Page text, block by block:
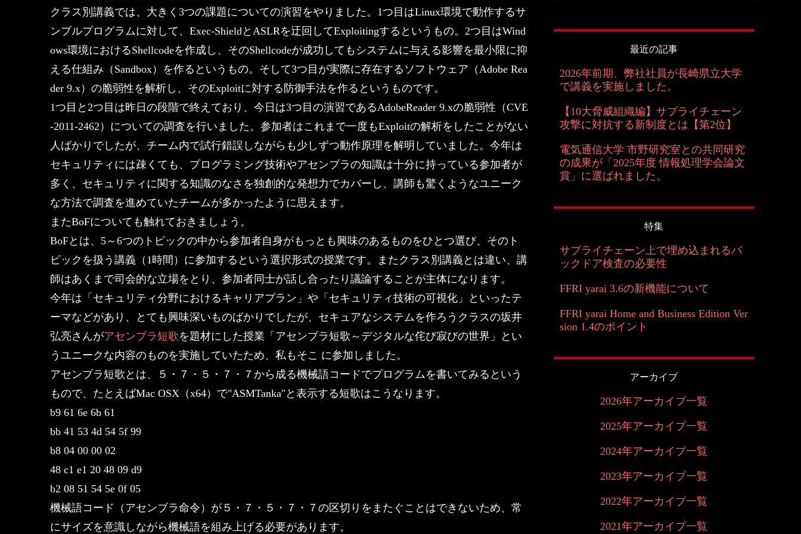
クラス別講義では、大きく3つの課題についての演習をやりました。1つ目はLinux環境で動作するサ
ンプルプログラムに対して、Exec-ShieldとASLRを迂回してExploitingするというもの。2つ目はWind
ows環境におけるShellcodeを作成し、そのShellcodeが成功してもシステムに与える影響を最小限に抑
える仕組み（Sandbox）を作るというもの。そして3つ目が実際に存在するソフトウェア（Adobe Rea
der 9.x）の脆弱性を解析し、そのExploitに対する防御手法を作るというものです。
1つ目と2つ目は昨日の段階で終えており、今日は3つ目の演習であるAdobeReader 9.xの脆弱性（CVE
-2011-2462）についての調査を行いました。参加者はこれまで一度もExploitの解析をしたことがない
人ばかりでしたが、チーム内で試行錯誤しながらも少しずつ動作原理を解明していました。今年は
セキュリティには疎くても、プログラミング技術やアセンブラの知識は十分に持っている参加者が
多く、セキュリティに関する知識のなさを独創的な発想力でカバーし、講師も驚くようなユニーク
な方法で調査を進めていたチームが多かったように思えます。
またBoFについても触れておきましょう。
BoFとは、5～6つのトピックの中から参加者自身がもっとも興味のあるものをひとつ選び、そのト
ピックを扱う講義（1時間）に参加するという選択形式の授業です。またクラス別講義とは違い、講
師はあくまで司会的な立場をとり、参加者同士が話し合ったり議論することが主体になります。
今年は「セキュリティ分野におけるキャリアプラン」や「セキュリティ技術の可視化」といったテ
ーマなどがあり、とても興味深いものばかりでしたが、セキュアなシステムを作ろうクラスの坂井
弘亮さんがアセンブラ短歌を題材にした授業「アセンブラ短歌～デジタルな侘び寂びの世界」とい
うユニークな内容のものを実施していたため、私もそこ に参加しました。
アセンブラ短歌とは、５・７・５・７・７から成る機械語コードでプログラムを書いてみるという
もので、たとえばMac OSX（x64）で"ASMTanka"と表示する短歌はこうなります。
b9 61 6e 6b 61
bb 41 53 4d 54 5f 99
b8 04 00 00 02
48 c1 e1 20 48 09 d9
b2 08 51 54 5e 0f 05
機械語コード（アセンブラ命令）が５・７・５・７・７の区切りをまたぐことはできないため、常
にサイズを意識しながら機械語を組み上げる必要があります。
最近の記事
2026年前期、弊社社員が長崎県立大学
で講義を実施しました。
【10大脅威組織編】サプライチェーン
攻撃に対抗する新制度とは【第2位】
電気通信大学 市野研究室との共同研究
の成果が「2025年度 情報処理学会論文
賞」に選ばれました。
特集
サプライチェーン上で埋め込まれるバ
ックドア検査の必要性
FFRI yarai 3.6の新機能について
FFRI yarai Home and Business Edition Ver
sion 1.4のポイント
アーカイブ
2026年アーカイブ一覧
2025年アーカイブ一覧
2024年アーカイブ一覧
2023年アーカイブ一覧
2022年アーカイブ一覧
2021年アーカイブ一覧